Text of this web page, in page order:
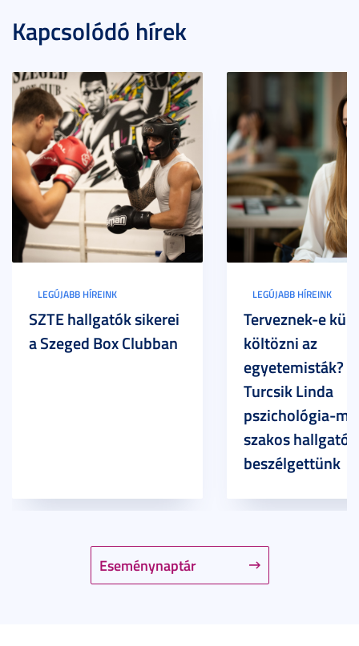
Kapcsolódó hírek
Eseménynaptár
LEGÚJABB HÍREINK
SZTE hallgatók sikerei
a Szeged Box Clubban
LEGÚJABB HÍREINK
Terveznek-e
költözni az
egyetemisták? –
Turcsik Linda
pszichológia-
szakos
beszélgettünk